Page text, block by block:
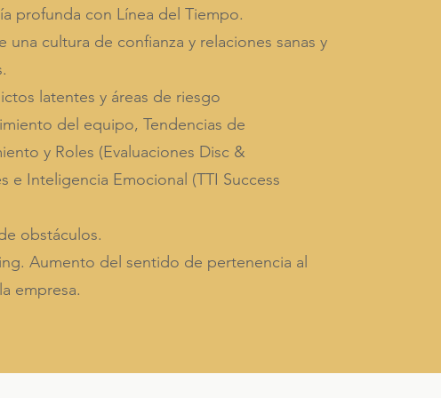
profunda con Línea del Tiempo.
una cultura de confianza y relaciones sanas y
latentes y áreas de riesgo
del equipo, Tendencias de
y Roles (Evaluaciones Disc &
e Inteligencia Emocional (TTI Success
obstáculos.
Aumento del sentido de pertenencia al
empresa.